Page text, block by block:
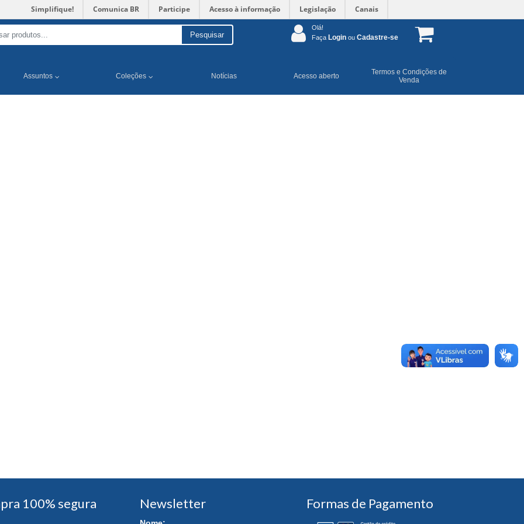
Simplifique! Comunica BR Participe Acesso à informação Legislação Canais
Pesquisar
Olá!
Faça Login ou Cadastre-se
Assuntos Coleções Notícias Acesso aberto
Termos e Condições de
Venda
100% segura Newsletter Formas de Pagamento